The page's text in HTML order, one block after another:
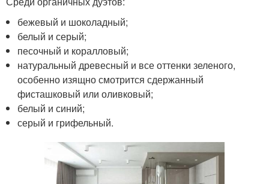
бежевый и шоколадный;
белый и серый;
песочный и коралловый;
натуральный древесный и все оттенки зеленого,
особенно изящно смотрится сдержанный
фисташковый или оливковый;
белый и синий;
серый и грифельный.